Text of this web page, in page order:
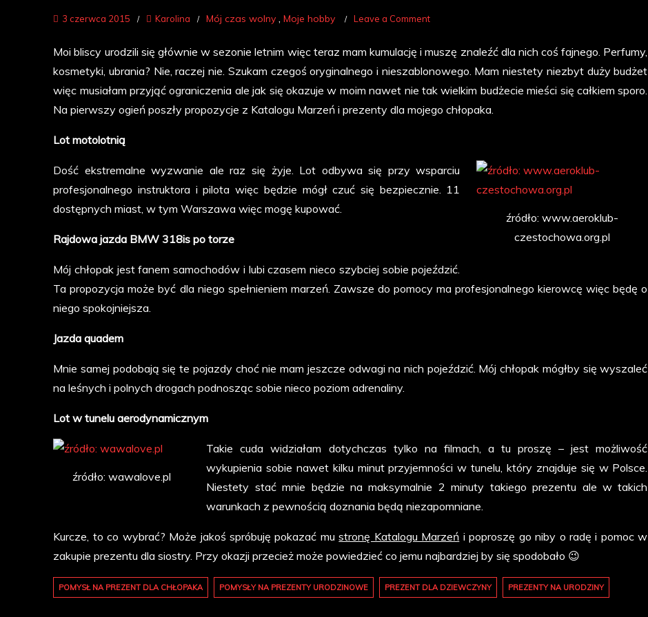
3 czerwca 2015 Karolina Mój czas wolny Moje hobby Leave a Commenton
na
urodziny???
Moi bliscy urodzili się głównie w sezonie letnim więc teraz mam kumulację i muszę znaleźć dla nich coś fajnego. Perfumy,
kosmetyki, ubrania? Nie, raczej nie. Szukam czegoś oryginalnego i nieszablonowego. Mam niestety niezbyt duży budżet
więc musiałam przyjąć ograniczenia ale jak się okazuje w moim nawet nie tak wielkim budżecie mieści się całkiem sporo.
Na pierwszy ogień poszły propozycje z Katalogu Marzeń i prezenty dla mojego chłopaka.
Lot motolotnią
źródło: www.aeroklub-
czestochowa.org.pl
Dość ekstremalne wyzwanie ale raz się żyje. Lot odbywa się przy wsparciu
profesjonalnego instruktora i pilota więc będzie mógł czuć się bezpiecznie. 11
dostępnych miast, w tym Warszawa więc mogę kupować.
Rajdowa jazda BMW 318is po torze
Mój chłopak jest fanem samochodów i lubi czasem nieco szybciej sobie pojeździć.
Ta propozycja może być dla niego spełnieniem marzeń. Zawsze do pomocy ma profesjonalnego kierowcę więc będę o
niego spokojniejsza.
Jazda quadem
Mnie samej podobają się te pojazdy choć nie mam jeszcze odwagi na nich pojeździć. Mój chłopak mógłby się wyszaleć
na leśnych i polnych drogach podnosząc sobie nieco poziom adrenaliny.
Lot w tunelu aerodynamicznym
źródło: wawalove.pl
Takie cuda widziałam dotychczas tylko na filmach, a tu proszę – jest możliwość
wykupienia sobie nawet kilku minut przyjemności w tunelu, który znajduje się w Polsce.
Niestety stać mnie będzie na maksymalnie 2 minuty takiego prezentu ale w takich
warunkach z pewnością doznania będą niezapomniane.
Kurcze, to co wybrać? Może jakoś spróbuję pokazać mustronę Katalogu Marzeń i poproszę go niby o radę i pomoc w
zakupie prezentu dla siostry. Przy okazji przecież może powiedzieć co jemu najbardziej by się spodobało 😉
POMYSŁ NA PREZENT DLA CHŁOPAKA POMYSŁY NA PREZENTY URODZINOWE PREZENT DLA DZIEWCZYNY PREZENTY NA URODZINY